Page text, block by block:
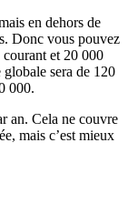
en dehors de
Donc vous pouvez
et 20 000
sera de 120
000.
an. Cela ne couvre
mais c’est mieux